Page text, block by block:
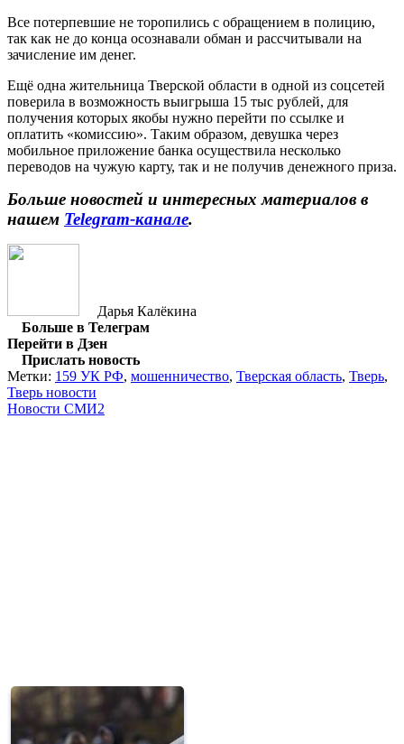
Все потерпевшие не торопились с обращением в полицию,
так как не до конца осознавали обман и рассчитывали на
зачисление им денег.
Ещё одна жительница Тверской области в одной из соцсетей
поверила в возможность выигрыша 15 тыс рублей, для
получения которых якобы нужно перейти по ссылке и
оплатить «комиссию». Таким образом, девушка через
мобильное приложение банка осуществила несколько
переводов на чужую карту, так и не получив денежного приза.
Больше новостей и интересных материалов в
нашем Telegram-канале.
Дарья Калёкина
Больше в Телеграм
Перейти в Дзен
Прислать новость
Метки: 159 УК РФ, мошенничество, Тверская область, Тверь,
Тверь новости
Новости СМИ2